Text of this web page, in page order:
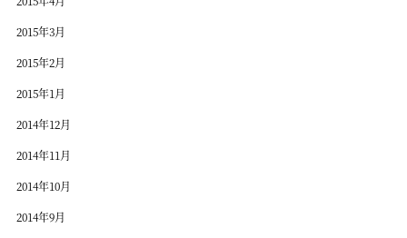
2015年3月
2015年2月
2015年1月
2014年12月
2014年11月
2014年10月
2014年9月